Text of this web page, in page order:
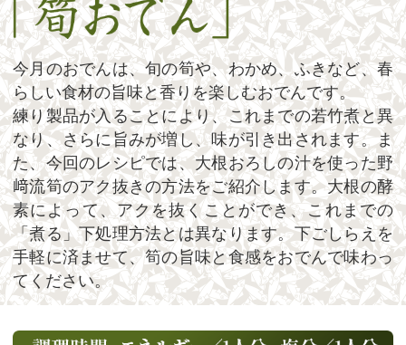
今月のおでんは、旬の筍や、わかめ、ふきなど、春
らしい食材の旨味と香りを楽しむおでんです。
練り製品が入ることにより、これまでの若竹煮と異
なり、さらに旨みが増し、味が引き出されます。ま
た、今回のレシピでは、大根おろしの汁を使った野
﨑流筍のアク抜きの方法をご紹介します。大根の酵
素によって、アクを抜くことができ、これまでの
「煮る」下処理方法とは異なります。下ごしらえを
手軽に済ませて、筍の旨味と食感をおでんで味わっ
てください。